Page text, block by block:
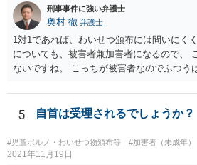
刑事事件に強い弁護士
奥村 徹 弁護士
1対1であれば、わいせつ頒布には問いにく
についても、被害者兼加害者になるので、
ないですね。 こっちが被害者なのでふつう
5 自首は受理されるでしょうか？
#児童ポルノ・わいせつ物頒布等 #加害者（未成年）
2021年11月19日